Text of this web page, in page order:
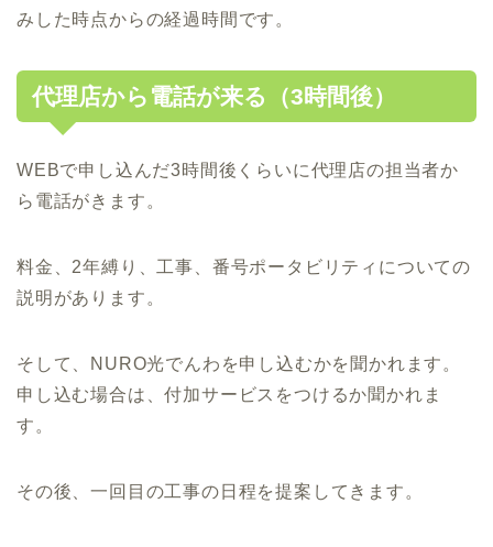
みした時点からの経過時間です。
代理店から電話が来る（3時間後）
WEBで申し込んだ3時間後くらいに代理店の担当者か
ら電話がきます。
料金、2年縛り、工事、番号ポータビリティについての
説明があります。
そして、NURO光でんわを申し込むかを聞かれます。
申し込む場合は、付加サービスをつけるか聞かれま
す。
その後、一回目の工事の日程を提案してきます。